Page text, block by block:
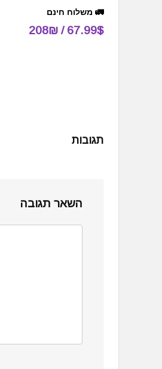
🚛 משלוח חינם
67.99$ / 208₪
תגובות
השאר תגובה